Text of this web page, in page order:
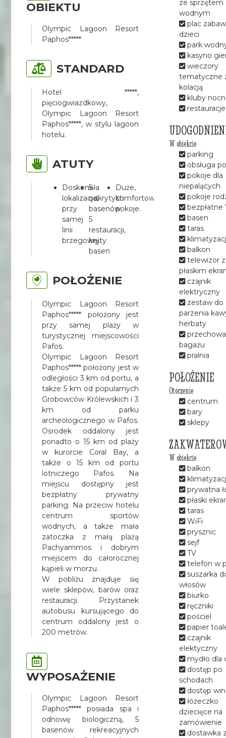
OBIEKTU
Olympic Lagoon Resort
Paphos*****
STANDARD
Hotel *****,
pięciogwiazdkowy,
Olympic Lagoon Resort
Paphos*****, w stylu lagoon
hotelu.
ATUTY
Doskonała
lokalizacja,
przy
samej
linii
brzegowej.
5
odkrytych
basenów.
5
restauracji,
kryty
basen
Duże,
komfortowe
pokoje.
POŁOŻENIE
Olympic Lagoon Resort
Paphos***** położony jest
przy samej plaży w
turystycznej miejscowości
Pafos.
Olympic Lagoon Resort
Paphos***** położony jest w
odległości 3 km od portu, a
także 5 km od popularnych
Grobowców Królewskich i 3
km od parku
archeologicznego w Pafos.
Ośrodek oddalony jest
ponadto o 15 km od plaży
w kurorcie Coral Bay, a
także o 15 km od portu
lotniczego Pafos. Na
miejscu dostępny jest
bezpłatny prywatny
parking. Na przeciw hotelu
centrum sportów
wodnych, a także mała
zatoczka z małą plażą
Pachyammos i dobrym
miejscem do całorocznej
kąpieli w morzu.
W pobliżu znajduje się
wiele sklepów, barów oraz
restauracji. Przystanek
autobusu kursującego do
centrum oddalony jest o
200 metrów.
WYPOSAŻENIE
Olympic Lagoon Resort
Paphos***** posiada spa i
odnowę biologiczną, 5
basenów rekreacyjnych
ze sprzętem
wodnym
plac
dzieci
park
kasyno
wieczory
tematyczne
kolacją
kluby
restauracje
W obiekcie
parking
obsługa
pokoje dla
niepalących
pokoje
bezpłatne
basen
taras
balkon
telewizor z
płaskim
czajnik
elektryczny
zestaw do
parzenia
herbaty
bagażu
pralnia
POŁOŻENIE
Otoczenie
centrum
bary
sklepy
W obiekcie
balkon
prywatna
płaski
taras
WiFi
prysznic
sejf
TV
telefon w
suszarka
włosów
biurko
ręczniki
pościel
papier
czajnik
elektyczny
mydło dla
dostęp po
schodach
dostęp
łóżeczko
dziecięce na
zamówienie
dostawka